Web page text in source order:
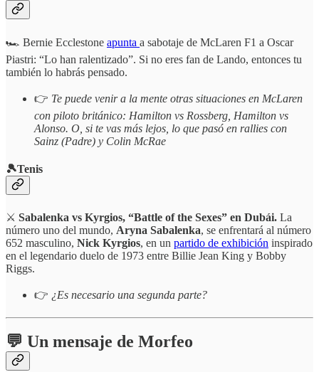
🏎️ Bernie Ecclestone apunta a sabotaje de McLaren F1 a Oscar
Piastri: “Lo han ralentizado”. Si no eres fan de Lando, entonces tu
también lo habrás pensado.
👉 Te puede venir a la mente otras situaciones en McLaren
con piloto británico: Hamilton vs Rossberg, Hamilton vs
Alonso. O, si te vas más lejos, lo que pasó en rallies con
Sainz (Padre) y Colin McRae
🎾Tenis
⚔️ Sabalenka vs Kyrgios, “Battle of the Sexes” en Dubái. La
número uno del mundo, Aryna Sabalenka, se enfrentará al número
652 masculino, Nick Kyrgios, en un partido de exhibición inspirado
en el legendario duelo de 1973 entre Billie Jean King y Bobby
Riggs.
👉 ¿Es necesario una segunda parte?
💬 Un mensaje de Morfeo